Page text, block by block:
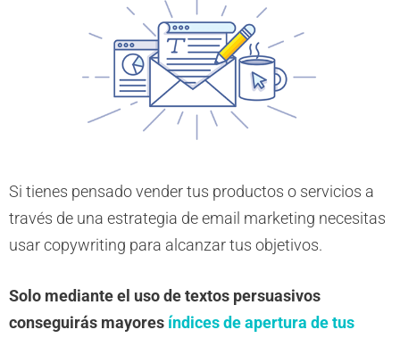
Si tienes pensado vender tus productos o servicios a
través de una estrategia de email marketing necesitas
usar copywriting para alcanzar tus objetivos.
Solo mediante el uso de textos persuasivos
conseguirás mayores índices de apertura de tus